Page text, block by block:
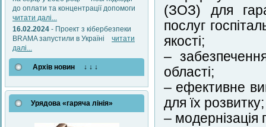
до оплати та концентрації допомоги
читати далі...
16.02.2024 - Проект з кібербезпеки
BRAMA запустили в Україні читати
далі...
Архів новин ↓ ↓ ↓
Урядова «гаряча лінія»
(ЗОЗ) для
послуг
якості;
–
області;
– ефективне
для їх розвитку;
– модернізація